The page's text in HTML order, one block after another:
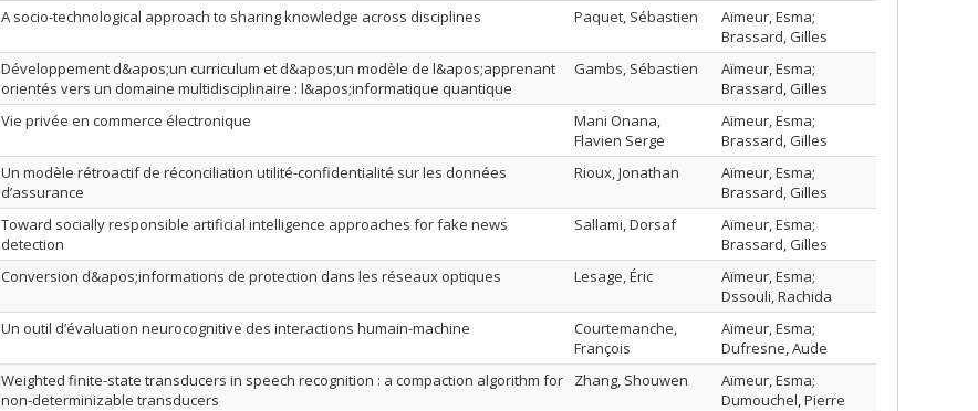
A socio-technological approach to sharing knowledge across disciplines Paquet, Sébastien
Aïmeur, Esma;
Brassard, Gilles
Développement d&apos;un curriculum et d&apos;un modèle de l&apos;apprenant
orientés vers un domaine multidisciplinaire : l&apos;informatique quantique
Gambs, Sébastien
Aïmeur, Esma;
Brassard, Gilles
Vie privée en commerce électronique
Mani Onana,
Flavien Serge
Aïmeur, Esma;
Brassard, Gilles
Un modèle rétroactif de réconciliation utilité-confidentialité sur les données
d’assurance
Rioux, Jonathan
Aïmeur, Esma;
Brassard, Gilles
Toward socially responsible artificial intelligence approaches for fake news
detection
Sallami, Dorsaf
Aïmeur, Esma;
Brassard, Gilles
Conversion d&apos;informations de protection dans les réseaux optiques Lesage, Éric
Aïmeur, Esma;
Dssouli, Rachida
Un outil d’évaluation neurocognitive des interactions humain-machine
Courtemanche,
François
Aïmeur, Esma;
Dufresne, Aude
Weighted finite-state transducers in speech recognition : a compaction algorithm for
non-determinizable transducers
Zhang, Shouwen
Aïmeur, Esma;
Dumouchel, Pierre